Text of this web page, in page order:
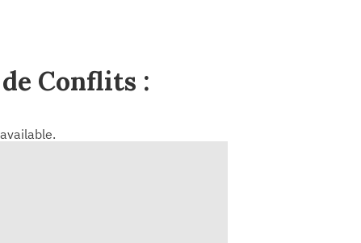
Conflits :